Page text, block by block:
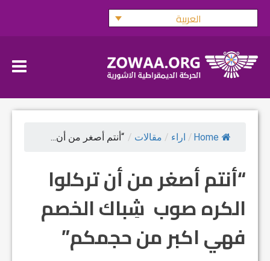
Skip
العربية
Home
/ اراء / مقالات / “أنتم أصغر من أن...
“أنتم أصغر من أن تركلوا
الكره صوب شِباك الخصم
فهي اكبر من حجمكم”